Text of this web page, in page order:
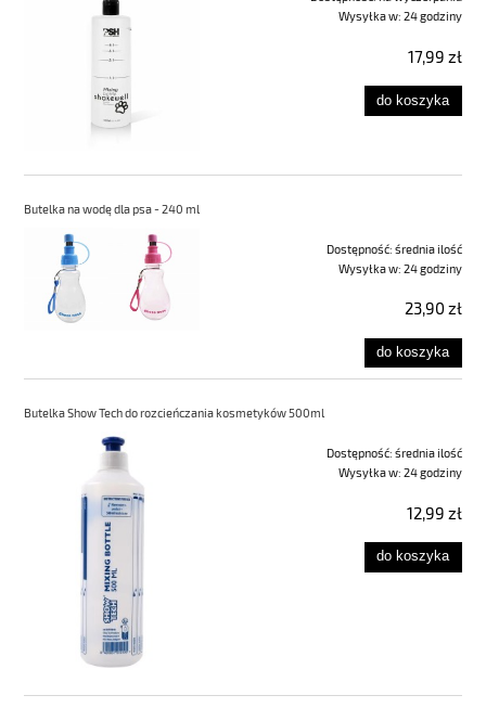
Wysyłka w: 24 godziny
17,99 zł
do koszyka
Butelka na wodę dla psa - 240 ml
Dostępność: średnia ilość
Wysyłka w: 24 godziny
23,90 zł
do koszyka
Butelka Show Tech do rozcieńczania kosmetyków 500ml
Dostępność: średnia ilość
Wysyłka w: 24 godziny
12,99 zł
do koszyka